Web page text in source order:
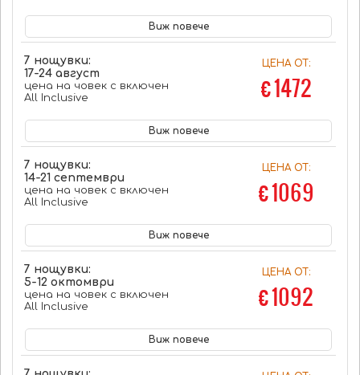
Виж повече
7 нощувки:
17-24 август
цена на човек с включен
All Inclusive
ЦЕНА ОТ:
€ 1472
Виж повече
7 нощувки:
14-21 септември
цена на човек с включен
All Inclusive
ЦЕНА ОТ:
€ 1069
Виж повече
7 нощувки:
5-12 октомври
цена на човек с включен
All Inclusive
ЦЕНА ОТ:
€ 1092
Виж повече